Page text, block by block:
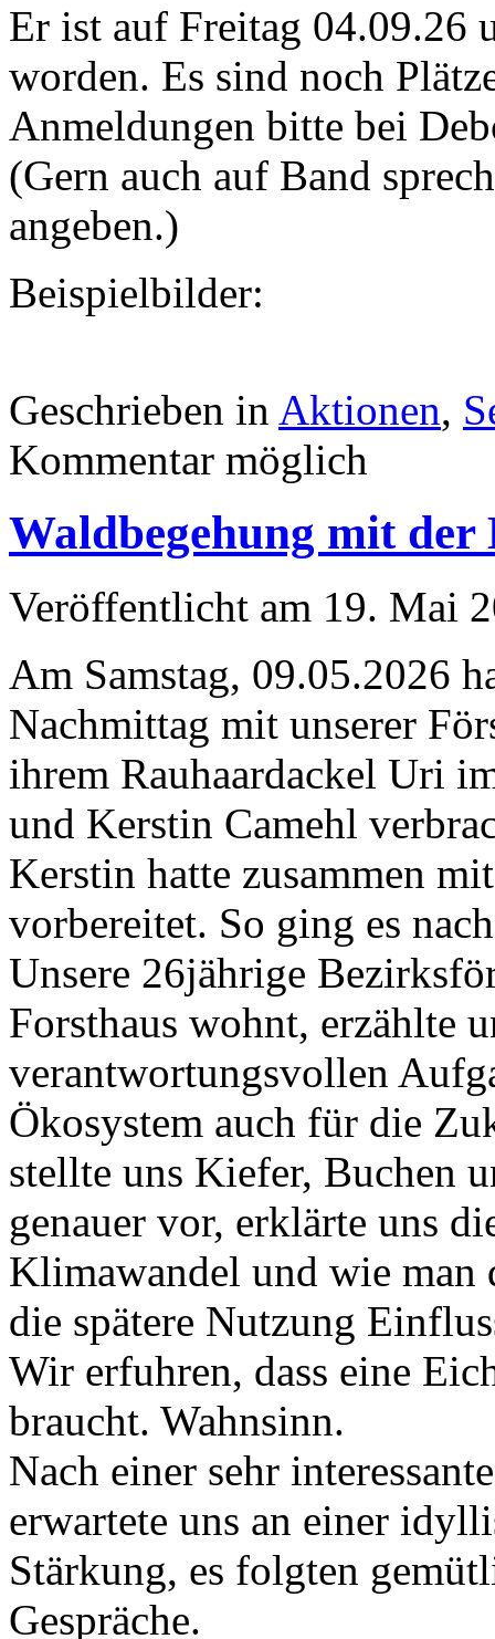
Er ist auf Freitag 04.09.26
worden. Es sind noch
Anmeldungen bitte bei
(Gern auch auf Band
angeben.)
Beispielbilder:
Geschrieben in Aktionen,
Kommentar möglich
Waldbegehung mit
Veröffentlicht am 19. Mai
Am Samstag, 09.05.2026
Nachmittag mit unserer
ihrem Rauhaardackel Uri
und Kerstin Camehl
Kerstin hatte zusammen
vorbereitet. So ging es
Unsere 26jährige
Forsthaus wohnt, erzählte
verantwortungsvollen
Ökosystem auch für die
stellte uns Kiefer, Buchen
genauer vor, erklärte uns
Klimawandel und wie
die spätere Nutzung
Wir erfuhren, dass eine
braucht. Wahnsinn.
Nach einer sehr
erwartete uns an einer
Stärkung, es folgten
Gespräche.